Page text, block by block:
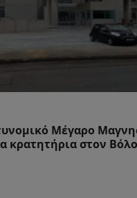
Μέγαρο
κρατητήρια στον Βόλο